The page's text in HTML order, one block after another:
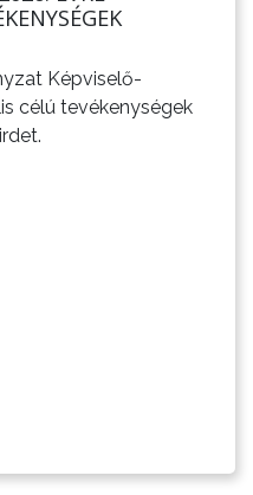
Képviselő-
célú tevékenységek